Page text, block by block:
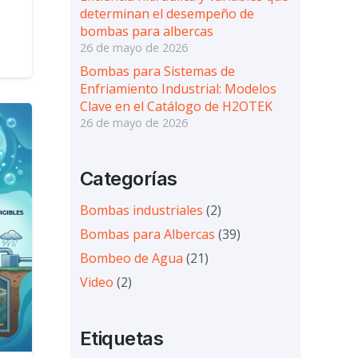
determinan el desempeño de
bombas para albercas
26 de mayo de 2026
Bombas para Sistemas de
Enfriamiento Industrial: Modelos
Clave en el Catálogo de H2OTEK
26 de mayo de 2026
Categorías
Bombas industriales (2)
Bombas para Albercas (39)
Bombeo de Agua (21)
Video (2)
Etiquetas